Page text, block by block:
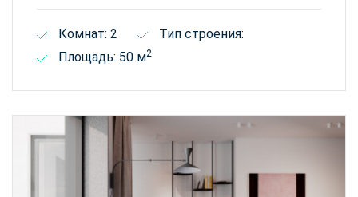
Комнат: 2
Тип строения:
Площадь: 50 м2